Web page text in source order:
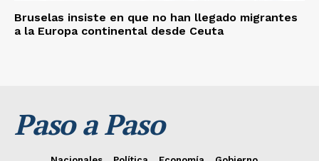
Bruselas insiste en que no han llegado migrantes
a la Europa continental desde Ceuta
Paso a Paso